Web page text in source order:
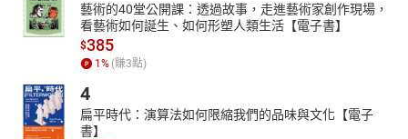
藝術的40堂公開課：透過故事，走進藝術家創作現場，
看藝術如何誕生、如何形塑人類生活【電子書】
$385
1% (賺3點)
4
扁平時代：演算法如何限縮我們的品味與文化【電子
書】